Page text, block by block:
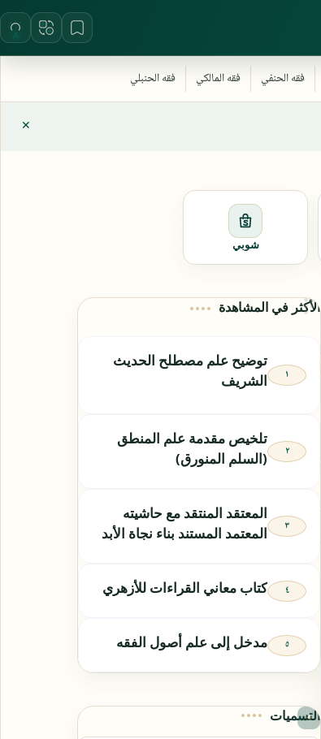
شوبي
الأكثر في المشاهدة
توضيح علم مصطلح الحديث
الشريف
تلخيص مقدمة علم المنطق
(السلم المنورق)
المعتقد المنتقد مع حاشيته
المعتمد المستند بناء نجاة الأبد
كتاب معاني القراءات للأزهري
مدخل إلى علم أصول الفقه
التسميات